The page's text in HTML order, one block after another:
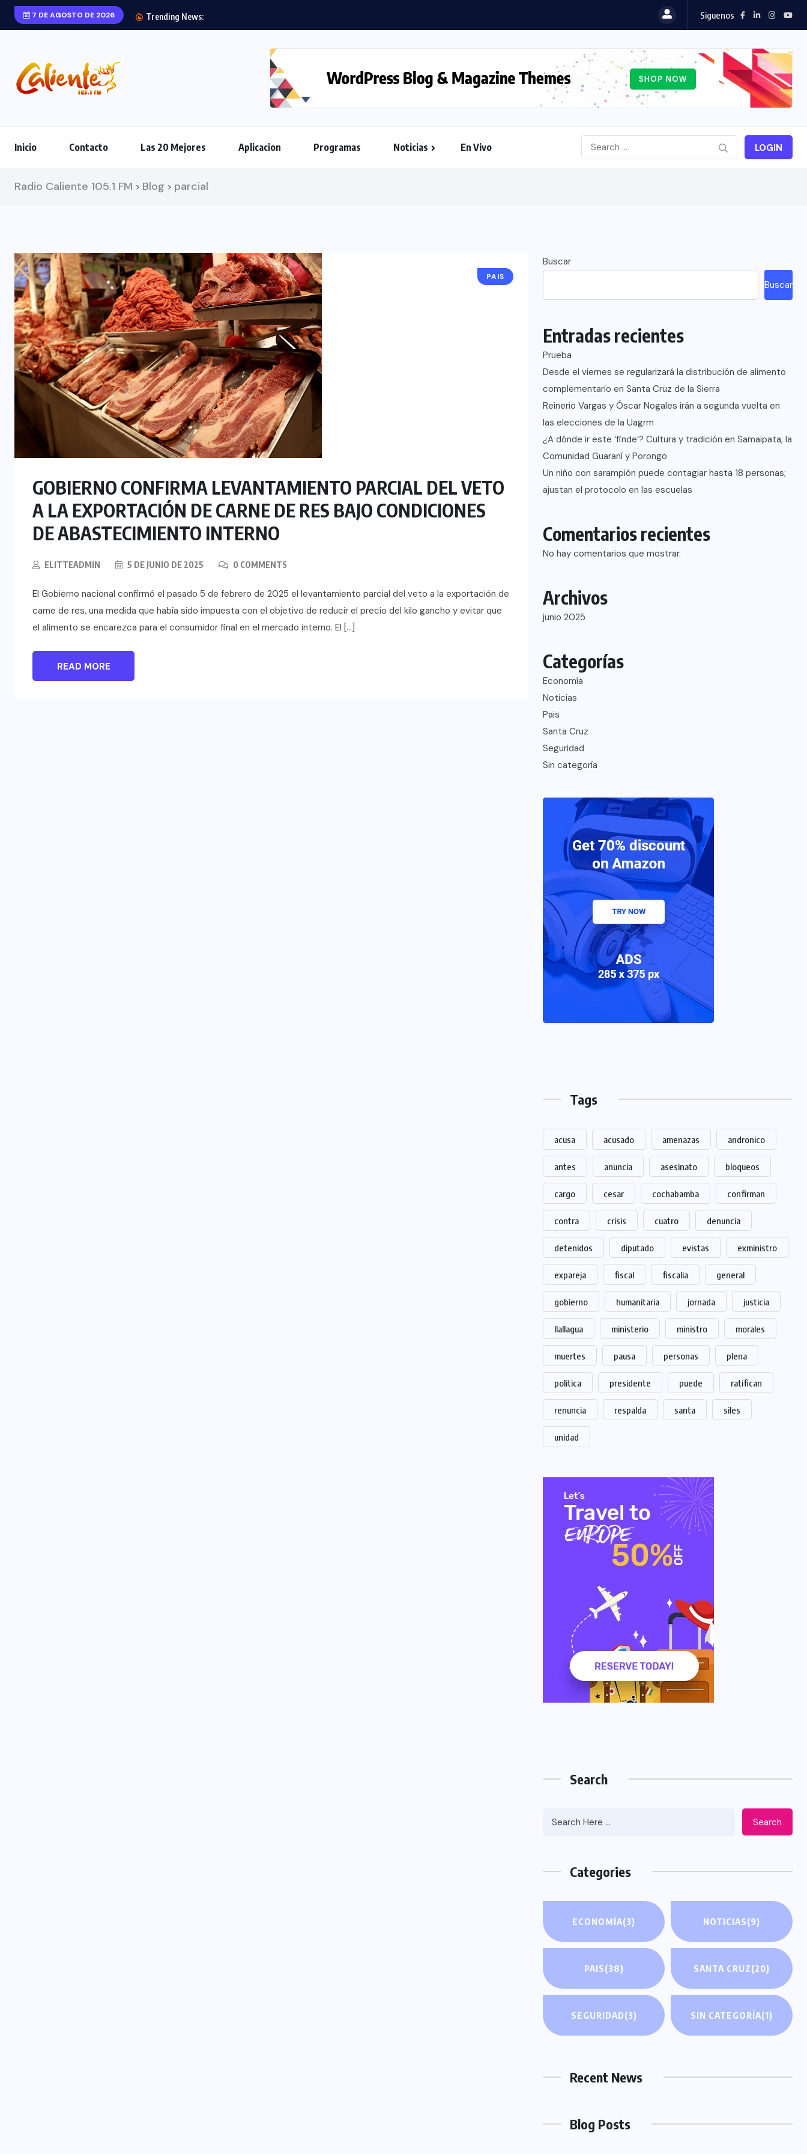
7 DE AGOSTO DE 2026 Trending News: Siguenos
Inicio Contacto Las 20 Mejores Aplicacion Programas Noticias En Vivo LOGIN
Radio Caliente 105.1 FM > Blog > parcial
PAIS
GOBIERNO CONFIRMA LEVANTAMIENTO PARCIAL DEL VETO
A LA EXPORTACIÓN DE CARNE DE RES BAJO CONDICIONES
DE ABASTECIMIENTO INTERNO
ELITTEADMIN 5 DE JUNIO DE 2025 0 COMMENTS
El Gobierno nacional confirmó el pasado 5 de febrero de 2025 el levantamiento parcial del veto a la exportación de
carne de res, una medida que había sido impuesta con el objetivo de reducir el precio del kilo gancho y evitar que
el alimento se encarezca para el consumidor final en el mercado interno. El […]
READ MORE
Buscar
Buscar
Entradas recientes
Prueba
Desde el viernes se regularizará la distribución de alimento
complementario en Santa Cruz de la Sierra
Reinerio Vargas y Óscar Nogales irán a segunda vuelta en
las elecciones de la Uagrm
¿A dónde ir este ‘finde’? Cultura y tradición en Samaipata, la
Comunidad Guaraní y Porongo
Un niño con sarampión puede contagiar hasta 18 personas;
ajustan el protocolo en las escuelas
Comentarios recientes
No hay comentarios que mostrar.
Archivos
junio 2025
Categorías
Economía
Noticias
Pais
Santa Cruz
Seguridad
Sin categoría
Tags
acusa acusado amenazas andronico
antes anuncia asesinato bloqueos
cargo cesar cochabamba confirman
contra crisis cuatro denuncia
detenidos diputado evistas exministro
expareja fiscal fiscalia general
gobierno humanitaria jornada justicia
llallagua ministerio ministro morales
muertes pausa personas plena
politica presidente puede ratifican
renuncia respalda santa siles
unidad
Search
Search
Categories
ECONOMÍA(3) NOTICIAS(9)
PAIS(38) SANTA CRUZ(20)
SEGURIDAD(3) SIN CATEGORÍA(1)
Recent News
Blog Posts